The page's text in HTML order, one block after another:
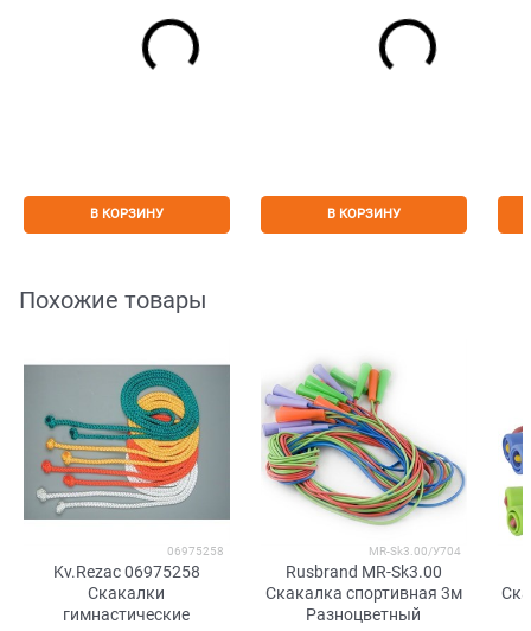
В КОРЗИНУ В КОРЗИНУ
Похожие товары
06975258
Kv.Rezac 06975258
Скакалки
гимнастические
MR-Sk3.00/У704
Rusbrand MR-Sk3.00
Скакалка спортивная 3м
Разноцветный